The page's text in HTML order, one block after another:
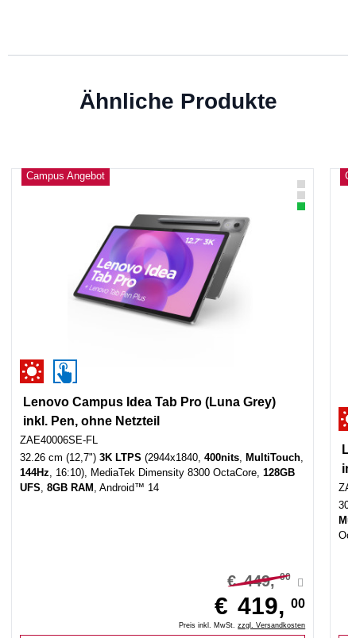
Ähnliche Produkte
Campus Angebot
Lenovo Campus Idea Tab Pro (Luna Grey)
inkl. Pen, ohne Netzteil
ZAE40006SE-FL
32.26 cm (12,7") 3K LTPS (2944x1840, 400nits, MultiTouch,
144Hz, 16:10), MediaTek Dimensity 8300 OctaCore, 128GB
UFS, 8GB RAM , Android™ 14
€ 449, 00
€ 419, 00
Preis inkl. MwSt.zzgl. Versandkosten